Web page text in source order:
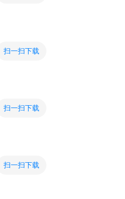
扫一扫下载
扫一扫下载
扫一扫下载